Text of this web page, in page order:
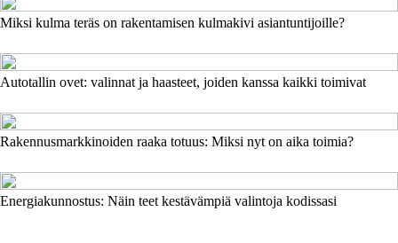
Miksi kulma teräs on rakentamisen kulmakivi asiantuntijoille?
Autotallin ovet: valinnat ja haasteet, joiden kanssa kaikki toimivat
Rakennusmarkkinoiden raaka totuus: Miksi nyt on aika toimia?
Energiakunnostus: Näin teet kestävämpiä valintoja kodissasi